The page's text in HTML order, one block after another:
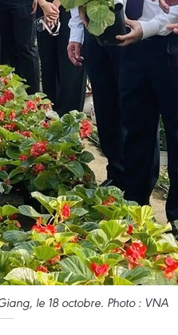
le 18 octobre. Photo : VNA